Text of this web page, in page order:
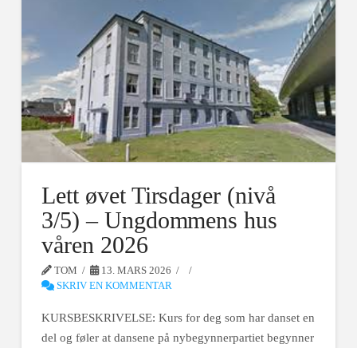
Lett øvet Tirsdager (nivå
3/5) – Ungdommens hus
våren 2026
TOM
13. MARS 2026
SKRIV EN KOMMENTAR
KURSBESKRIVELSE: Kurs for deg som har danset en
del og føler at dansene på nybegynnerpartiet begynner